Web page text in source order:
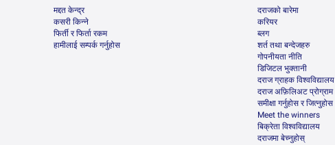
मद्दत केन्द्र
कसरी किन्ने
फिर्ती र फिर्ता रकम
हामीलाई सम्पर्क गर्नुहोस
दराजको बारेमा
करियर
ब्लग
शर्त तथा बन्देजहरु
गोपनीयता नीति
डिजिटल भुक्तानी
दराज ग्राहक विश्वविद्यालय
दराज अफ़िलिअट प्रोग्राम
समीक्षा गर्नुहोस र जित्नुहोस
Meet the winners
बिक्रेता विश्वविद्यालय
दराजमा बेच्नुहोस्